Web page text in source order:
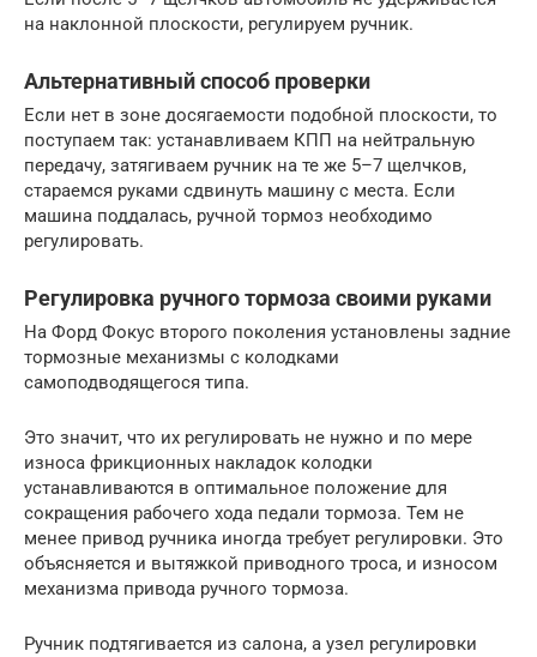
на наклонной плоскости, регулируем ручник.
Альтернативный способ проверки
Если нет в зоне досягаемости подобной плоскости, то
поступаем так: устанавливаем КПП на нейтральную
передачу, затягиваем ручник на те же 5–7 щелчков,
стараемся руками сдвинуть машину с места. Если
машина поддалась, ручной тормоз необходимо
регулировать.
Регулировка ручного тормоза своими руками
На Форд Фокус второго поколения установлены задние
тормозные механизмы с колодками
самоподводящегося типа.
Это значит, что их регулировать не нужно и по мере
износа фрикционных накладок колодки
устанавливаются в оптимальное положение для
сокращения рабочего хода педали тормоза. Тем не
менее привод ручника иногда требует регулировки. Это
объясняется и вытяжкой приводного троса, и износом
механизма привода ручного тормоза.
Ручник подтягивается из салона, а узел регулировки